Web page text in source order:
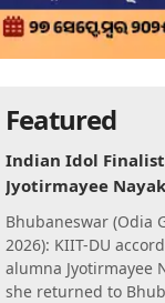
Featured
Indian Idol
Jyotirmayee
Bhubaneswar (Odia
2026): KIIT-DU
alumna Jyotirmayee
she returned to